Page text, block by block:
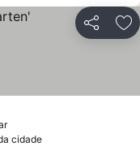
Partilhar
cidade